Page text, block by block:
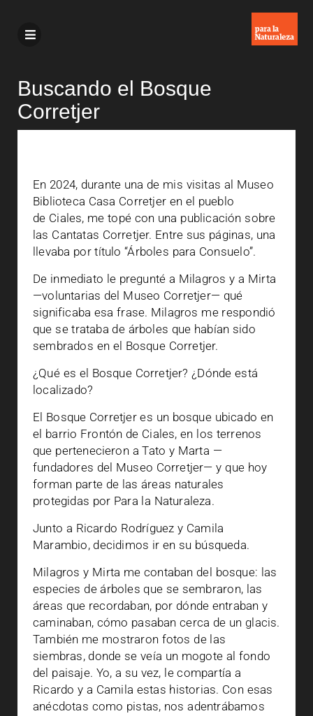
Buscando el Bosque
Corretjer
En 2024, durante una de mis visitas al Museo
Biblioteca Casa Corretjer en el pueblo
de Ciales, me topé con una publicación sobre
las Cantatas Corretjer. Entre sus páginas, una
llevaba por título “Árboles para Consuelo”.
De inmediato le pregunté a Milagros y a Mirta
—voluntarias del Museo Corretjer— qué
significaba esa frase. Milagros me respondió
que se trataba de árboles que habían sido
sembrados en el Bosque Corretjer.
¿Qué es el Bosque Corretjer? ¿Dónde está
localizado?
El Bosque Corretjer es un bosque ubicado en
el barrio Frontón de Ciales, en los terrenos
que pertenecieron a Tato y Marta —
fundadores del Museo Corretjer— y que hoy
forman parte de las áreas naturales
protegidas por Para la Naturaleza.
Junto a Ricardo Rodríguez y Camila
Marambio, decidimos ir en su búsqueda.
Milagros y Mirta me contaban del bosque: las
especies de árboles que se sembraron, las
áreas que recordaban, por dónde entraban y
caminaban, cómo pasaban cerca de un glacis.
También me mostraron fotos de las
siembras, donde se veía un mogote al fondo
del paisaje. Yo, a su vez, le compartía a
Ricardo y a Camila estas historias. Con esas
anécdotas como pistas, nos adentrábamos